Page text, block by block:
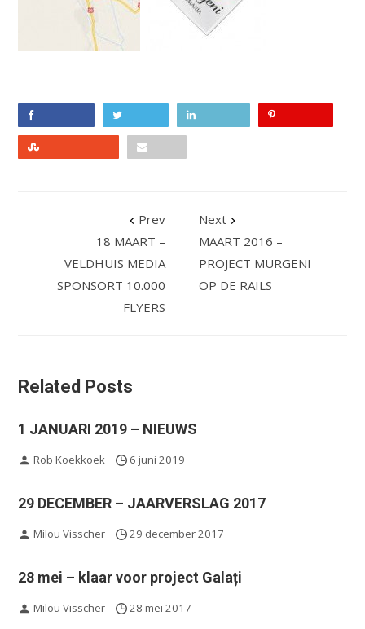
Prev
18 MAART –
VELDHUIS MEDIA
SPONSORT 10.000
FLYERS
Next
MAART 2016 –
PROJECT MURGENI
OP DE RAILS
Related Posts
1 JANUARI 2019 – NIEUWS
Rob Koekkoek 6 juni 2019
29 DECEMBER – JAARVERSLAG 2017
Milou Visscher 29 december 2017
28 mei – klaar voor project Galați
Milou Visscher 28 mei 2017